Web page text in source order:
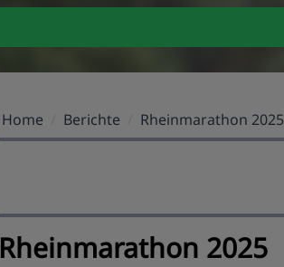
Home Berichte Rheinmarathon 2025
Rheinmarathon 2025